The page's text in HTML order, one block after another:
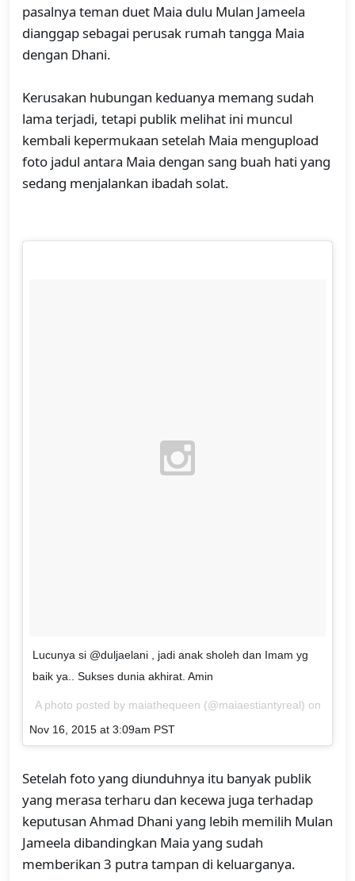
pasalnya teman duet Maia dulu Mulan Jameela
dianggap sebagai perusak rumah tangga Maia
dengan Dhani.
Kerusakan hubungan keduanya memang sudah
lama terjadi, tetapi publik melihat ini muncul
kembali kepermukaan setelah Maia mengupload
foto jadul antara Maia dengan sang buah hati yang
sedang menjalankan ibadah solat.
Lucunya si @duljaelani , jadi anak sholeh dan Imam yg
baik ya.. Sukses dunia akhirat. Amin
A photo posted by maiathequeen (@maiaestiantyreal) on
Nov 16, 2015 at 3:09am PST
Setelah foto yang diunduhnya itu banyak publik
yang merasa terharu dan kecewa juga terhadap
keputusan Ahmad Dhani yang lebih memilih Mulan
Jameela dibandingkan Maia yang sudah
memberikan 3 putra tampan di keluarganya.